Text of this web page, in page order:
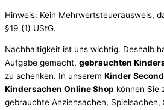
Hinweis: Kein Mehrwertsteuerausweis,
§19 (1) UStG.
Nachhaltigkeit ist uns wichtig. Deshalb
Aufgabe gemacht, gebrauchten
zu schenken. In unserem Kinder
Kindersachen Online Shop können Sie
gebrauchte Anziehsachen, Spiel­sachen,